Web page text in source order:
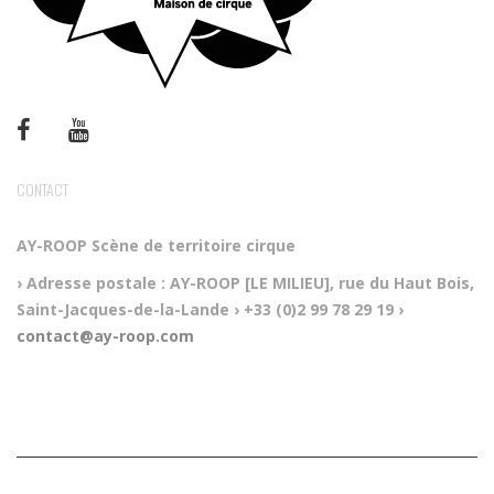
CONTACT
AY-ROOP Scène de territoire cirque
› Adresse postale : AY-ROOP [LE MILIEU], rue du Haut Bois,
Saint-Jacques-de-la-Lande › +33 (0)2 99 78 29 19 ›
contact@ay-roop.com